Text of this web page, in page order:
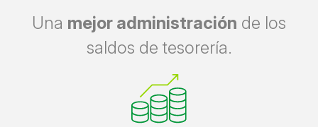
Una mejor administración de los
saldos de tesorería.